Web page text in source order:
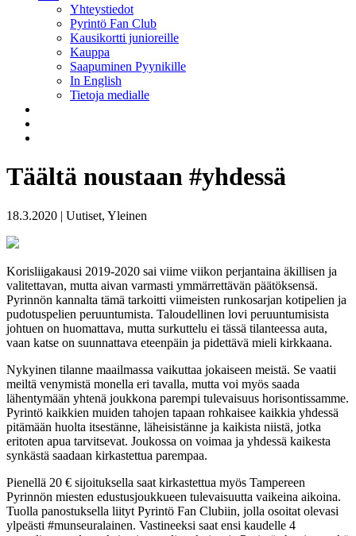
Yhteystiedot
Pyrintö Fan Club
Kausikortti junioreille
Kauppa
Saapuminen Pyynikille
In English
Tietoja medialle
Täältä noustaan #yhdessä
18.3.2020 | Uutiset, Yleinen
Korisliigakausi 2019-2020 sai viime viikon perjantaina äkillisen ja
valitettavan, mutta aivan varmasti ymmärrettävän päätöksensä.
Pyrinnön kannalta tämä tarkoitti viimeisten runkosarjan kotipelien ja
pudotuspelien peruuntumista. Taloudellinen lovi peruuntumisista
johtuen on huomattava, mutta surkuttelu ei tässä tilanteessa auta,
vaan katse on suunnattava eteenpäin ja pidettävä mieli kirkkaana.
Nykyinen tilanne maailmassa vaikuttaa jokaiseen meistä. Se vaatii
meiltä venymistä monella eri tavalla, mutta voi myös saada
lähentymään yhtenä joukkona parempi tulevaisuus horisontissamme.
Pyrintö kaikkien muiden tahojen tapaan rohkaisee kaikkia yhdessä
pitämään huolta itsestänne, läheisistänne ja kaikista niistä, jotka
eritoten apua tarvitsevat. Joukossa on voimaa ja yhdessä kaikesta
synkästä saadaan kirkastettua parempaa.
Pienellä 20 € sijoituksella saat kirkastettua myös Tampereen
Pyrinnön miesten edustusjoukkueen tulevaisuutta vaikeina aikoina.
Tuolla panostuksella liityt Pyrintö Fan Clubiin, jolla osoitat olevasi
ylpeästi #munseuralainen. Vastineeksi saat ensi kaudelle 4